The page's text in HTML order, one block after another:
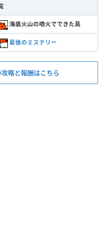
海底火山の噴火でできた島
最後のミステリー
略と報酬はこちら